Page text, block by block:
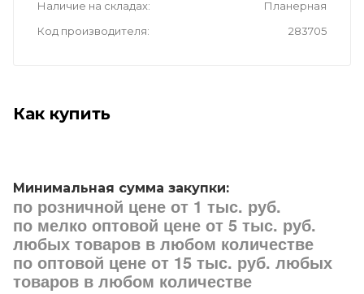
Наличие на складах
Планерная
Код производителя
283705
Как купить
Минимальная сумма закупки:
по розничной цене от 1 тыс. руб.
по мелко оптовой цене от 5 тыс. руб.
любых товаров в любом количестве
по оптовой цене от 15 тыс. руб. любых
товаров в любом количестве